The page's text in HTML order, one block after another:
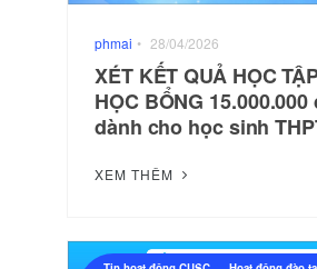
phmai • 28/04/2026
XÉT KẾT QUẢ HỌC
HỌC BỔNG
dành cho học sinh
XEM THÊM